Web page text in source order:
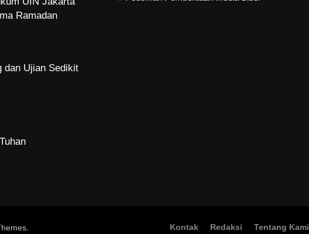
Ramadan
dan Ujian Sedikit
. Kontak Redaksi Tentang Kami